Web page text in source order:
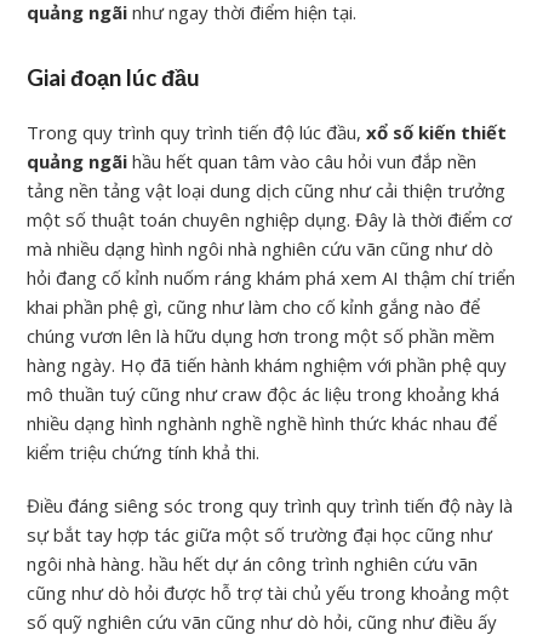
quảng ngãi như ngay thời điểm hiện tại.
Giai đoạn lúc đầu
Trong quy trình quy trình tiến độ lúc đầu,xổ số kiến thiết
quảng ngãi hầu hết quan tâm vào câu hỏi vun đắp nền
tảng nền tảng vật loại dung dịch cũng như cải thiện trưởng
một số thuật toán chuyên nghiệp dụng. Đây là thời điểm cơ
mà nhiều dạng hình ngôi nhà nghiên cứu vãn cũng như dò
hỏi đang cố kỉnh nuốm ráng khám phá xem AI thậm chí triển
khai phần phệ gì, cũng như làm cho cố kỉnh gắng nào để
chúng vươn lên là hữu dụng hơn trong một số phần mềm
hàng ngày. Họ đã tiến hành khám nghiệm với phần phệ quy
mô thuần tuý cũng như craw độc ác liệu trong khoảng khá
nhiều dạng hình nghành nghề nghề hình thức khác nhau để
kiểm triệu chứng tính khả thi.
Điều đáng siêng sóc trong quy trình quy trình tiến độ này là
sự bắt tay hợp tác giữa một số trường đại học cũng như
ngôi nhà hàng. hầu hết dự án công trình nghiên cứu vãn
cũng như dò hỏi được hỗ trợ tài chủ yếu trong khoảng một
số quỹ nghiên cứu vãn cũng như dò hỏi, cũng như điều ấy